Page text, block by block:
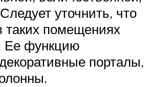
уточнить, что
таких помещениях
Ее функцию
порталы,